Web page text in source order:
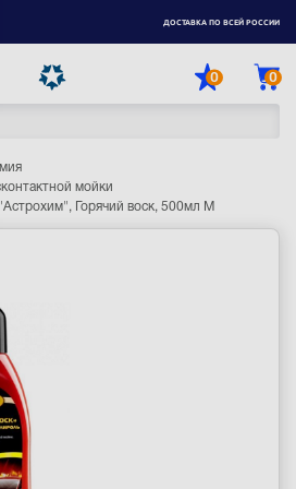
ДОСТАВКА ПО ВСЕЙ РОССИИ
0 0
мойки
Горячий воск, 500мл М